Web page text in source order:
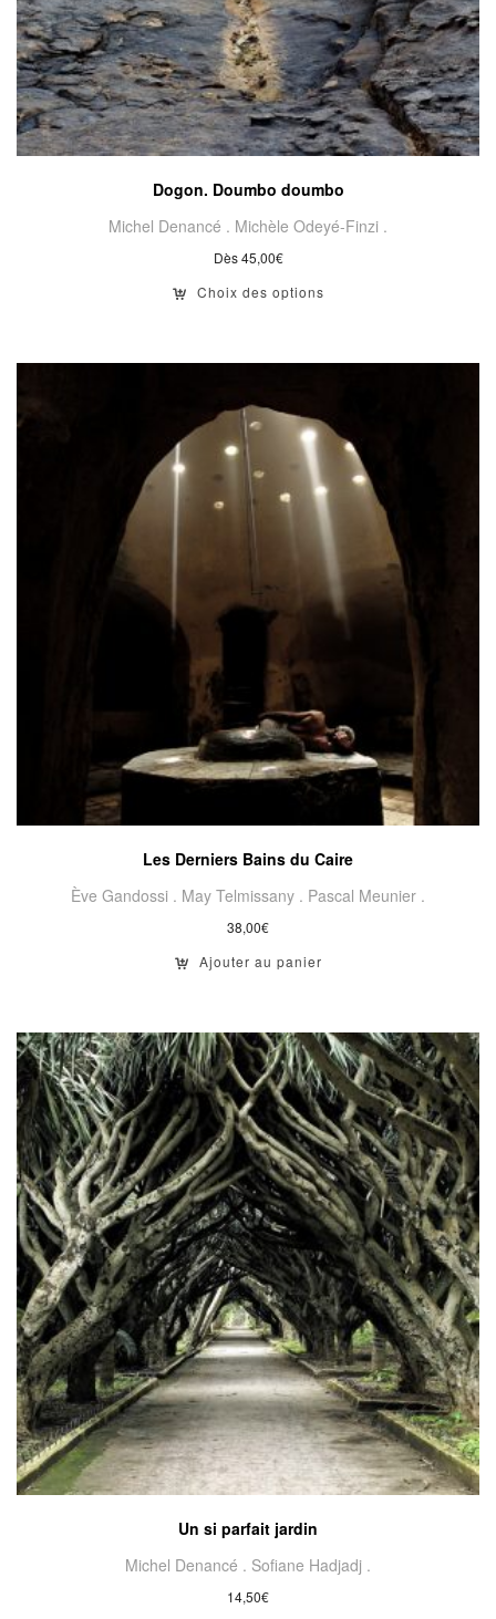
Dogon. Doumbo doumbo
Michel Denancé . Michèle Odeyé-Finzi .
Dès45,00€
Choix des options
Les Derniers Bains du Caire
Ève Gandossi . May Telmissany . Pascal Meunier .
38,00€
Ajouter au panier
Un si parfait jardin
Michel Denancé . Sofiane Hadjadj .
14,50€